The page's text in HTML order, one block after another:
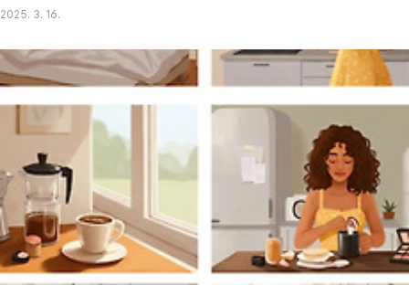
이 완전히 달라진다는 사실, 알고 계셨나요? 저도 한때는 아침을 허둥지둥 시작하곤 했
했습니다. 오늘은 ‘매일 1% 성장하는 사람들’이 실천하는 아침 루틴을 소개해 드릴게요.
작은 습관의 변화가 삶을 얼마나 바꿀 수 있는지, 직접 경험해 보세요! 목차 1. 아침형 인
2025. 3. 16.